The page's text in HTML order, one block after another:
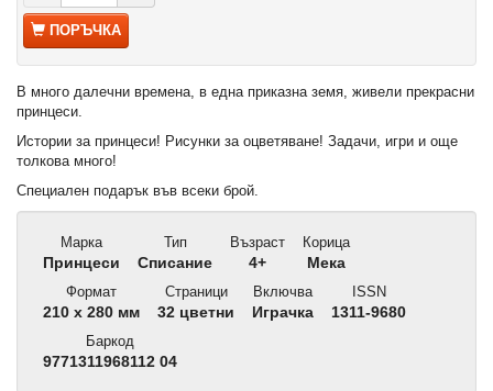
ПОРЪЧКА
В много далечни времена, в една приказна земя, живели прекрасни
принцеси.
Истории за принцеси! Рисунки за оцветяване! Задачи, игри и още
толкова много!
Специален подарък във всеки брой.
Марка
Принцеси
Тип
Списание
Възраст
4+
Корица
Мека
Формат
210 x 280 мм
Страници
32 цветни
Включва
Играчка
ISSN
1311-9680
Баркод
9771311968112 04